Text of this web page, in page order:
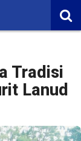
Tradisi
Lanud